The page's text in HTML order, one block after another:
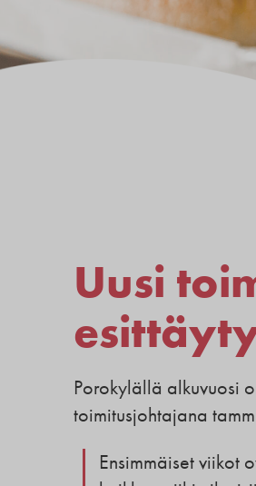
Uusi
Porokylällä alkuvuosi
toimitusjohtajana
Ensimmäiset viikot